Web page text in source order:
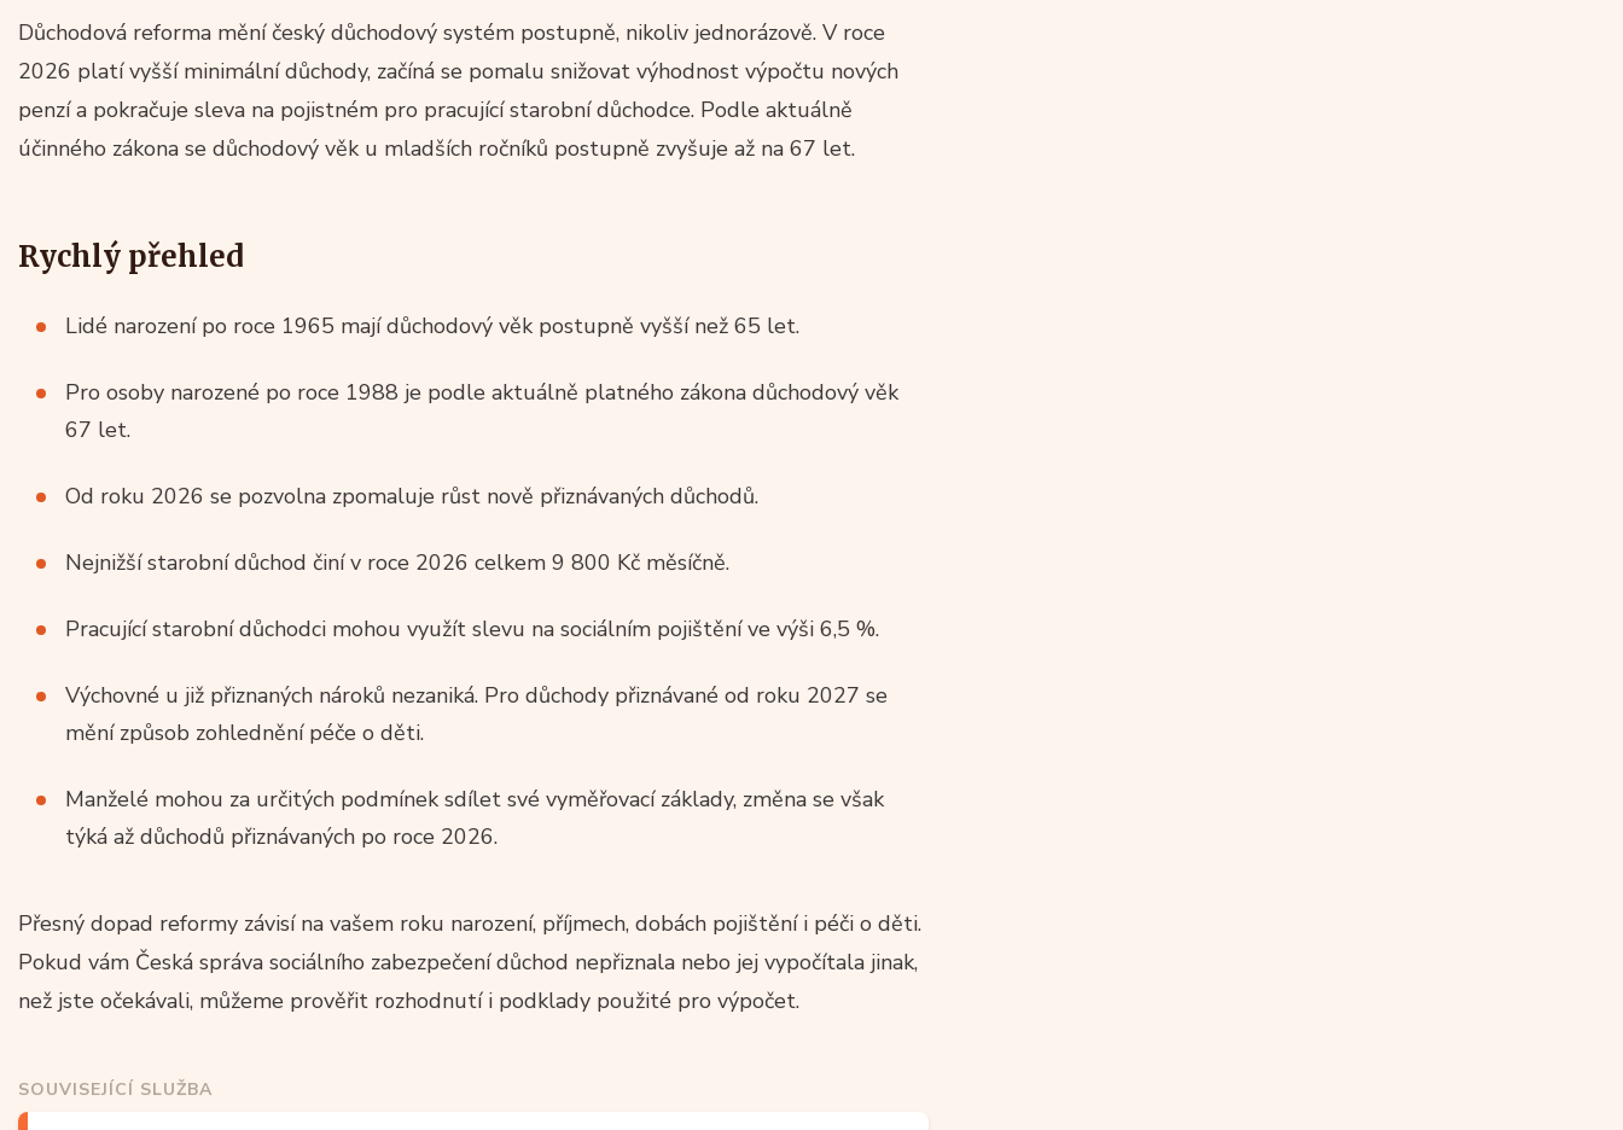
Důchodová reforma mění český důchodový systém postupně, nikoliv jednorázově. V roce
2026 platí vyšší minimální důchody, začíná se pomalu snižovat výhodnost výpočtu nových
penzí a pokračuje sleva na pojistném pro pracující starobní důchodce. Podle aktuálně
účinného zákona se důchodový věk u mladších ročníků postupně zvyšuje až na 67 let.
Rychlý přehled
Lidé narození po roce 1965 mají důchodový věk postupně vyšší než 65 let.
Pro osoby narozené po roce 1988 je podle aktuálně platného zákona důchodový věk
67 let.
Od roku 2026 se pozvolna zpomaluje růst nově přiznávaných důchodů.
Nejnižší starobní důchod činí v roce 2026 celkem 9 800 Kč měsíčně.
Pracující starobní důchodci mohou využít slevu na sociálním pojištění ve výši 6,5 %.
Výchovné u již přiznaných nároků nezaniká. Pro důchody přiznávané od roku 2027 se
mění způsob zohlednění péče o děti.
Manželé mohou za určitých podmínek sdílet své vyměřovací základy, změna se však
týká až důchodů přiznávaných po roce 2026.
Přesný dopad reformy závisí na vašem roku narození, příjmech, dobách pojištění i péči o děti.
Pokud vám Česká správa sociálního zabezpečení důchod nepřiznala nebo jej vypočítala jinak,
než jste očekávali, můžeme prověřit rozhodnutí i podklady použité pro výpočet.
SOUVISEJÍCÍ SLUŽBA